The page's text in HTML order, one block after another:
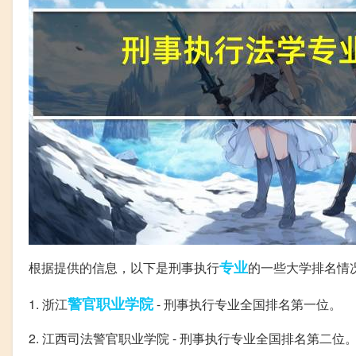
根据提供的信息，以下是刑事执行专业的一些大学排名情
1. 浙江警官职业学院- 刑事执行专业全国排名第一位。
2. 江西司法警官职业学院 - 刑事执行专业全国排名第二位